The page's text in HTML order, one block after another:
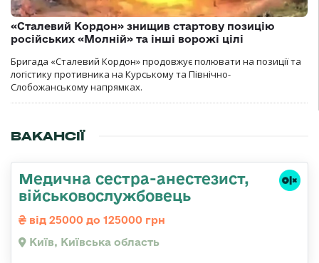
«Сталевий Кордон» знищив стартову позицію
російських «Молній» та інші ворожі цілі
Бригада «Сталевий Кордон» продовжує полювати на позиції та
логістику противника на Курському та Північно-
Слобожанському напрямках.
ВАКАНСІЇ
Медична сестpа-анестезист,
військовослужбовець
від 25000 до 125000 грн
Київ, Київська область